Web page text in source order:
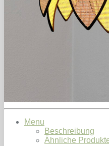
Menu
Beschreibung
Ähnliche